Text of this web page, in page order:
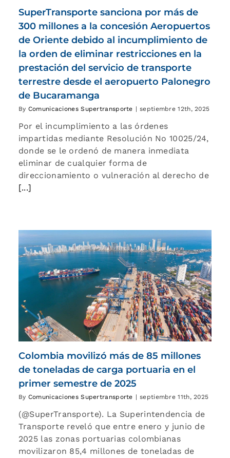
SuperTransporte sanciona por más de
300 millones a la concesión Aeropuertos
de Oriente debido al incumplimiento de
la orden de eliminar restricciones en la
prestación del servicio de transporte
terrestre desde el aeropuerto Palonegro
de Bucaramanga
By Comunicaciones Supertransporte | septiembre 12th, 2025
Por el incumplimiento a las órdenes
impartidas mediante Resolución No 10025/24,
donde se le ordenó de manera inmediata
eliminar de cualquier forma de
direccionamiento o vulneración al derecho de
[...]
Colombia movilizó más de 85 millones
de toneladas de carga portuaria en el
primer semestre de 2025
By Comunicaciones Supertransporte | septiembre 11th, 2025
(@SuperTransporte). La Superintendencia de
Transporte reveló que entre enero y junio de
2025 las zonas portuarias colombianas
movilizaron 85,4 millones de toneladas de